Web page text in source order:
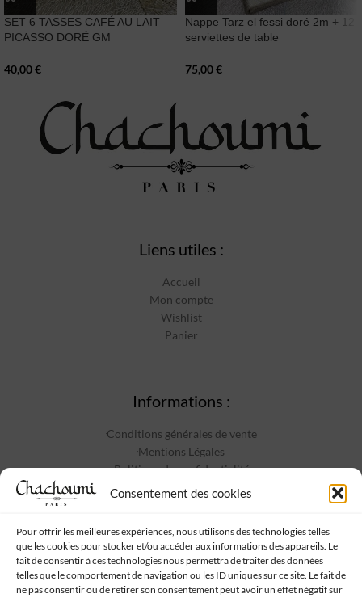
Consentement des cookies
Pour offrir les meilleures expériences, nous utilisons des technologies telles
que les cookies pour stocker et/ou accéder aux informations des appareils. Le
fait de consentir à ces technologies nous permettra de traiter des données
telles que le comportement de navigation ou les ID uniques sur ce site. Le fait de
ne pas consentir ou de retirer son consentement peut avoir un effet négatif sur
SET 6 TASSES CAFÉ AU LAIT
PICASSO DORÉ GM
40,00€
Nappe Tarz el fessi doré 2m + 12
serviettes de table
75,00€
Liens utiles :
Accueil
Mon compte
Wishlist
Panier
Informations :
Conditions générales de vente
Mentions Légales
Politique de confidentialité
Contact
Suivez-nous :